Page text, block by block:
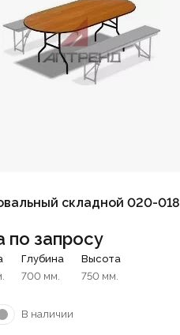
складной 020-018
по запросу
Глубина
700 мм.
Высота
750 мм.
В наличии